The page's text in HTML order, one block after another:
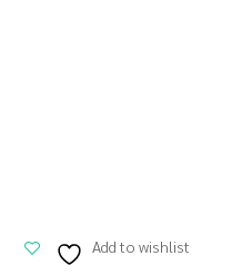
Add to wishlist